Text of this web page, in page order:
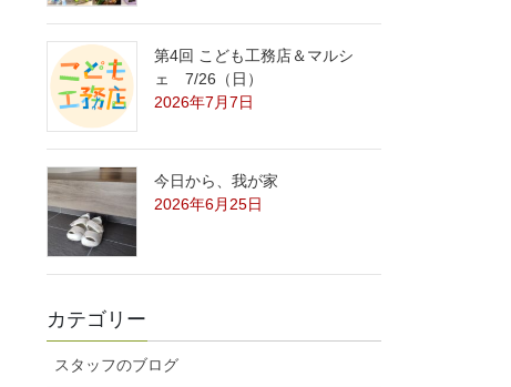
第4回 こども工務店＆マルシ
ェ 7/26（日）
2026年7月7日
今日から、我が家
2026年6月25日
カテゴリー
スタッフのブログ